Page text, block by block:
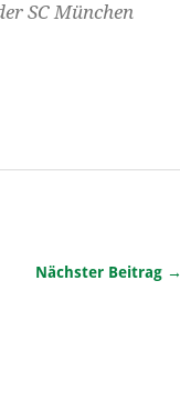
SC München
Nächster Beitrag →